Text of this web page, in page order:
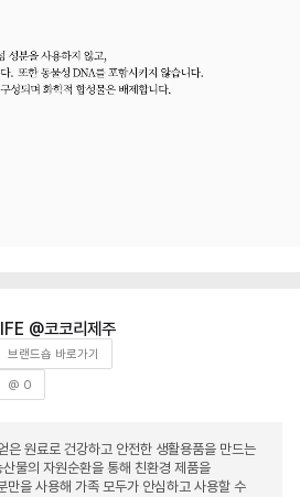
코코리제주
브랜드숍 바로가기
@ 0
은 원료로 건강하고 안전한 생활용품을 만드는
물의 자원순환을 통해 친환경 제품을
을 사용해 가족 모두가 안심하고 사용할 수